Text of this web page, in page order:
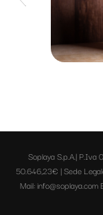
Formaggio
Soplaya S.p.A.|
50.646,23€ | Sede
Mail: info@soplaya.com